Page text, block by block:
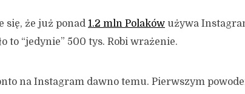
się, że już ponad 1.2 mln Polaków używa
to “jedynie” 500 tys. Robi wrażenie.
na Instagram dawno temu. Pierwszym